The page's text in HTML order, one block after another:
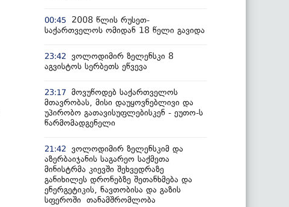
00:45
2008 წლის რუსეთ-
საქართველოს ომიდან 18 წელი გავიდა
23:42
ვოლოდიმირ ზელენსკი 8
აგვისტოს სერბეთს ეწვევა
23:17 მოვუწოდებ საქართველოს
მთავრობას, მისი დაუყოვნებლივი და
უპირობო გათავისუფლებისკენ - ეუთო-ს
წარმომადგენელი
21:42
ვოლოდიმირ ზელენსკიმ და
აზერბაიჯანის საგარეო საქმეთა
მინისტრმა კიევში შეხვედრაზე
განიხილეს დრონებზე შეთანხმება და
ენერგეტიკის, ნავთობისა და გაზის
სფეროში თანამშრომლობა